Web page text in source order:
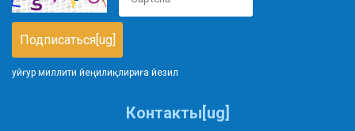
уйғур миллити йеңилиқлириға йезил
Контакты[ug]